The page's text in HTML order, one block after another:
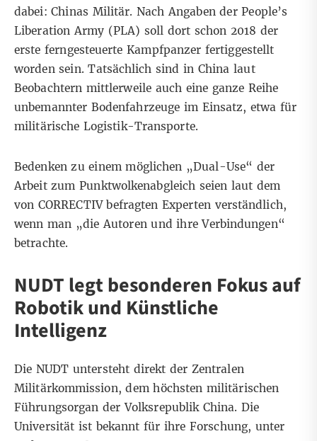
dabei: Chinas Militär. Nach Angaben der People’s
Liberation Army (PLA) soll dort schon 2018 der
erste ferngesteuerte Kampfpanzer fertiggestellt
worden sein. Tatsächlich sind in Chinalaut
Beobachtern mittlerweile auch eine ganze Reihe
unbemannter Bodenfahrzeuge im Einsatz, etwa für
militärische Logistik-Transporte.
Bedenken zu einem möglichen „Dual-Use“ der
Arbeit zum Punktwolkenabgleich seien laut dem
von CORRECTIV befragten Experten verständlich,
wenn man „die Autoren und ihre Verbindungen“
betrachte.
NUDT legt besonderen Fokus auf
Robotik und Künstliche
Intelligenz
Die NUDT untersteht direkt der Zentralen
Militärkommission, dem höchsten militärischen
Führungsorgan der Volksrepublik China. Die
Universität ist bekannt für ihre Forschung, unter